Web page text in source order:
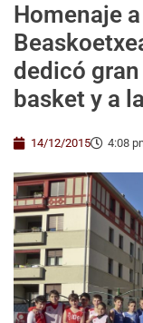
Homenaje
dedicó gran
basket y a
14/12/2015 4:08